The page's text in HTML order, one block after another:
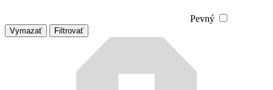
Pevný
Vymazať Filtrovať